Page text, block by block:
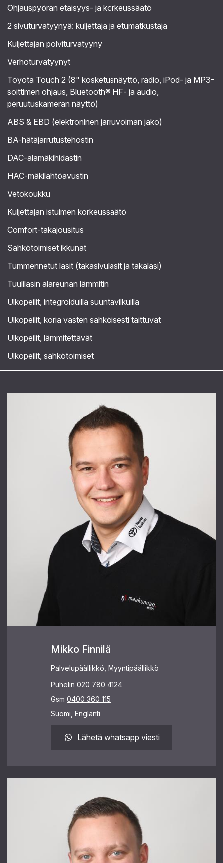
Ohjauspyörän etäisyys- ja korkeussäätö
2 sivuturvatyynyä: kuljettaja ja etumatkustaja
Kuljettajan polviturvatyyny
Verhoturvatyynyt
Toyota Touch 2 (8" kosketusnäyttö, radio, iPod- ja MP3-
soittimen ohjaus, Bluetooth® HF- ja audio,
peruutuskameran näyttö)
ABS & EBD (elektroninen jarruvoiman jako)
BA-hätäjarrutustehostin
DAC-alamäkihidastin
HAC-mäkilähtöavustin
Vetokoukku
Kuljettajan istuimen korkeussäätö
Comfort-takajousitus
Sähkötoimiset ikkunat
Tummennetut lasit (takasivulasit ja takalasi)
Tuulilasin alareunan lämmitin
Ulkopeilit, integroiduilla suuntavilkuilla
Ulkopeilit, koria vasten sähköisesti taittuvat
Ulkopeilit, lämmitettävät
Ulkopeilit, sähkötoimiset
Mikko Finnilä
Palvelupäällikkö, Myyntipäällikkö
Puhelin 020 780 4124
Gsm 0400 360 115
Suomi, Englanti
Lähetä whatsapp viesti